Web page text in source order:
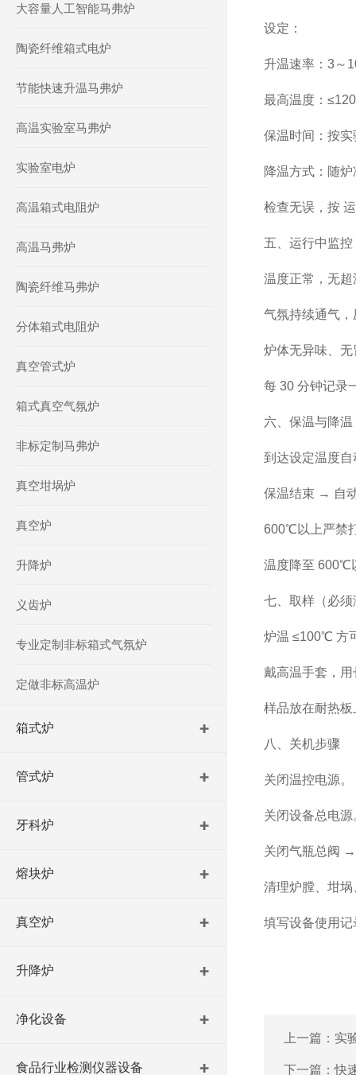
大容量人工智能马弗炉
陶瓷纤维箱式电炉
节能快速升温马弗炉
高温实验室马弗炉
实验室电炉
高温箱式电阻炉
高温马弗炉
陶瓷纤维马弗炉
分体箱式电阻炉
真空管式炉
箱式真空气氛炉
非标定制马弗炉
真空坩埚炉
真空炉
升降炉
义齿炉
专业定制非标箱式气氛炉
定做非标高温炉
箱式炉
管式炉
牙科炉
熔块炉
真空炉
升降炉
净化设备
食品行业检测仪器设备
设定：
升温速率：3～
最高温度：
保温时间：按实
降温方式：随炉
检查无误，按
五、运行中监控
温度正常，无
气氛持续通气
炉体无异味、
每 30 分钟记录
六、保温与降温
到达设定温度
保温结束 → 自
600℃以上严禁
温度降至 600℃
七、取样（必须
炉温 ≤100℃ 方
戴高温手套，
样品放在耐热
八、关机步骤
关闭温控电源。
关闭设备总电源
关闭气瓶总阀
清理炉膛、坩埚
填写设备使用记
上一篇： 实
下一篇：快